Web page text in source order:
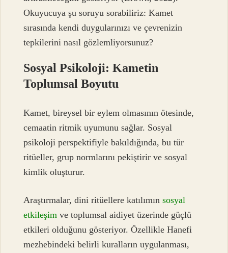
Okuyucuya şu soruyu sorabiliriz: Kamet
sırasında kendi duygularınızı ve çevrenizin
tepkilerini nasıl gözlemliyorsunuz?
Sosyal Psikoloji: Kametin
Toplumsal Boyutu
Kamet, bireysel bir eylem olmasının ötesinde,
cemaatin ritmik uyumunu sağlar. Sosyal
psikoloji perspektifiyle bakıldığında, bu tür
ritüeller, grup normlarını pekiştirir ve sosyal
kimlik oluşturur.
Araştırmalar, dini ritüellere katılımınsosyal
etkileşim ve toplumsal aidiyet üzerinde güçlü
etkileri olduğunu gösteriyor. Özellikle Hanefi
mezhebindeki belirli kuralların uygulanması,